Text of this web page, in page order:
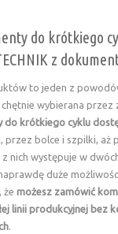
do krótkiego
z
to jeden z
chętnie wybierana przez
do krótkiego cyklu
przez bolce i szpilki, aż
nich występuje w
duże
żemożesz zamówić
linii produkcyjnej bez
.